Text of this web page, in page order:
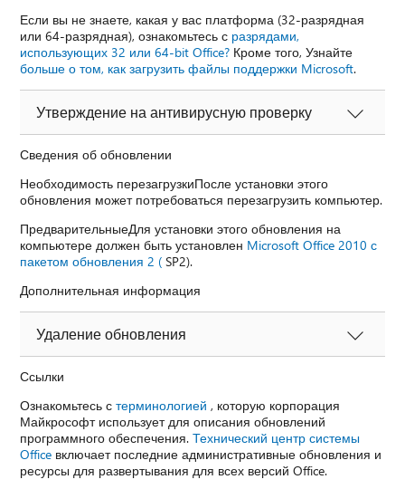
Если вы не знаете, какая у вас платформа (32-разрядная
или 64-разрядная), ознакомьтесь с разрядами,
использующих 32 или 64-bit Office? Кроме того, Узнайте
больше о том, как загрузить файлы поддержки Microsoft.
Утверждение на антивирусную проверку
Сведения об обновлении
Необходимость перезагрузкиПосле установки этого
обновления может потребоваться перезагрузить компьютер.
ПредварительныеДля установки этого обновления на
компьютере должен быть установлен Microsoft Office 2010 с
пакетом обновления 2 ( SP2).
Дополнительная информация
Удаление обновления
Ссылки
Ознакомьтесь стерминологией , которую корпорация
Майкрософт использует для описания обновлений
программного обеспечения.Технический центр системы
Office включает последние административные обновления и
ресурсы для развертывания для всех версий Office.